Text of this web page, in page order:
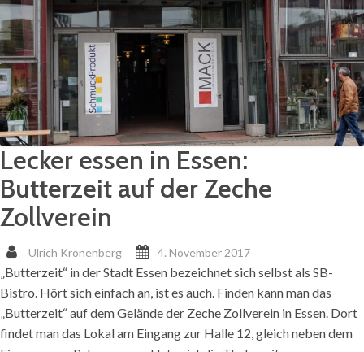
Lecker essen in Essen:
Butterzeit auf der Zeche
Zollverein
Ulrich Kronenberg 4. November 2017
„Butterzeit“ in der Stadt Essen bezeichnet sich selbst als SB-
Bistro. Hört sich einfach an, ist es auch. Finden kann man das
„Butterzeit“ auf dem Gelände der Zeche Zollverein in Essen. Dort
findet man das Lokal am Eingang zur Halle 12, gleich neben dem